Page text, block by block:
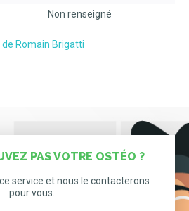
Non renseigné
Romain Brigatti
PAS VOTRE OSTÉO ?
service et nous le contacterons
pour vous.